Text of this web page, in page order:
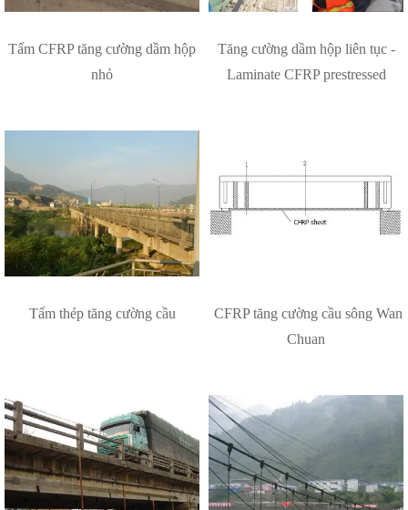
Tấm CFRP tăng cường dầm hộp
nhỏ
Tăng cường dầm hộp liên tục -
Laminate CFRP prestressed
Tấm thép tăng cường cầu
​ CFRP tăng cường cầu sông Wan
Chuan